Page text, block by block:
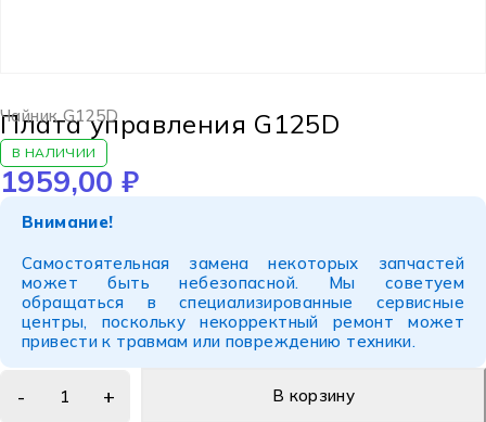
Чайник G125D
Плата управления G125D
В НАЛИЧИИ
1959,00 ₽
Внимание!
Самостоятельная замена некоторых запчастей
может быть небезопасной. Мы советуем
обращаться в специализированные сервисные
центры, поскольку некорректный ремонт может
привести к травмам или повреждению техники.
В корзину